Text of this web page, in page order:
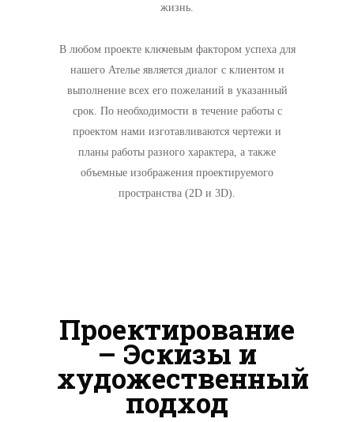
жизнь.
В любом проекте ключевым фактором успеха для
нашего Ателье является диалог с клиентом и
выполнение всех его пожеланий в указанный
срок. По необходимости в течение работы с
проектом нами изготавливаются чертежи и
планы работы разного характера, а также
объемные изображения проектируемого
пространства (2D и 3D).
Проектирование
– Эскизы и
художественный
подход